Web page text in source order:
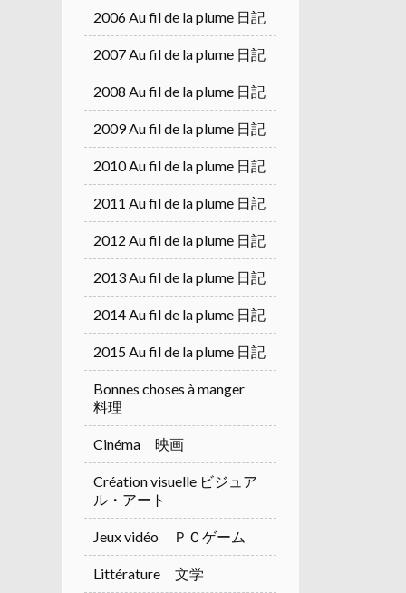
2006 Au fil de la plume 日記
2007 Au fil de la plume 日記
2008 Au fil de la plume 日記
2009 Au fil de la plume 日記
2010 Au fil de la plume 日記
2011 Au fil de la plume 日記
2012 Au fil de la plume 日記
2013 Au fil de la plume 日記
2014 Au fil de la plume 日記
2015 Au fil de la plume 日記
Bonnes choses à manger
料理
Cinéma 映画
Création visuelle ビジュア
ル・アート
Jeux vidéo ＰＣゲーム
Littérature 文学